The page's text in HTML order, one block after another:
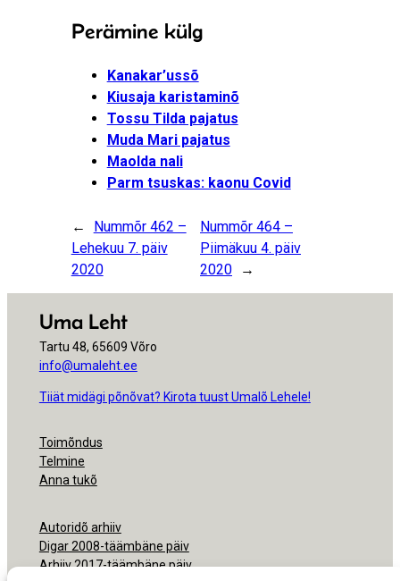
Perämine külg
Kanakar’ussõ
Kiusaja karistaminõ
Tossu Tilda pajatus
Muda Mari pajatus
Maolda nali
Parm tsuskas: kaonu Covid
←
Nummõr 462 –
Lehekuu 7. päiv
2020
Nummõr 464 –
Piimäkuu 4. päiv
2020
→
Uma Leht
Tartu 48, 65609 Võro
info@umaleht.ee
Tiiät midägi põnõvat? Kirota tuust Umalõ Lehele!
Toimõndus
Telmine
Anna tukõ
Autoridõ arhiiv
Digar 2008-täämbäne päiv
Arhiiv 2017-täämbäne päiv